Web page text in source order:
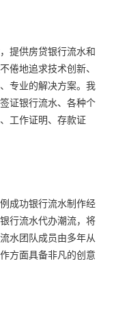
提供房贷银行流水和
倦地追求技术创新、
专业的解决方案。我
证银行流水、各种个
工作证明、存款证
成功银行流水制作经
行流水代办潮流，将
水团队成员由多年从
方面具备非凡的创意